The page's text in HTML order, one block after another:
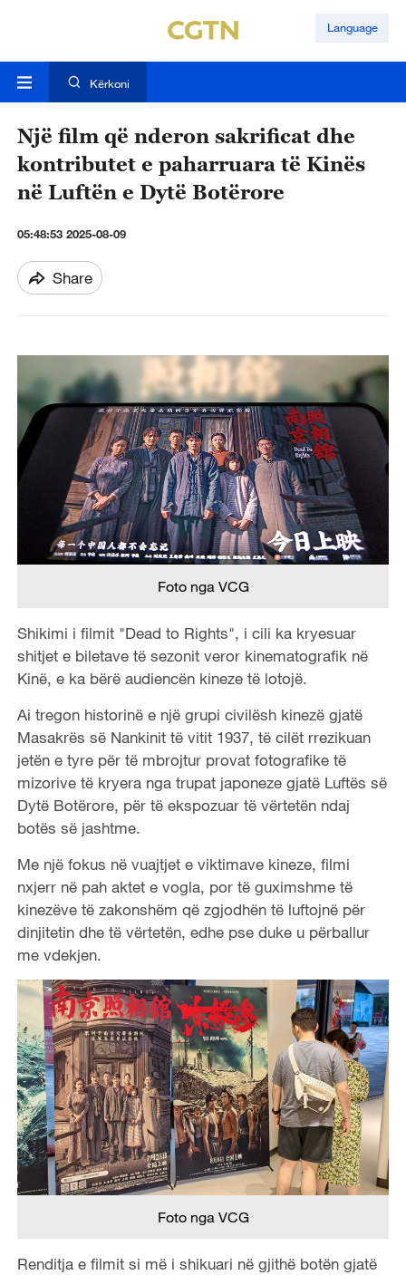
Language
Kërkoni
Një film që nderon sakrificat dhe
kontributet e paharruara të Kinës
në Luftën e Dytë Botërore
05:48:53 2025-08-09
Share
Foto nga VCG
Shikimi i filmit "Dead to Rights", i cili ka kryesuar
shitjet e biletave të sezonit veror kinematografik në
Kinë, e ka bërë audiencën kineze të lotojë.
Ai tregon historinë e një grupi civilësh kinezë gjatë
Masakrës së Nankinit të vitit 1937, të cilët rrezikuan
jetën e tyre për të mbrojtur provat fotografike të
mizorive të kryera nga trupat japoneze gjatë Luftës së
Dytë Botërore, për të ekspozuar të vërtetën ndaj
botës së jashtme.
Me një fokus në vuajtjet e viktimave kineze, filmi
nxjerr në pah aktet e vogla, por të guximshme të
kinezëve të zakonshëm që zgjodhën të luftojnë për
dinjitetin dhe të vërtetën, edhe pse duke u përballur
me vdekjen.
Foto nga VCG
Renditja e filmit si më i shikuari në gjithë botën gjatë